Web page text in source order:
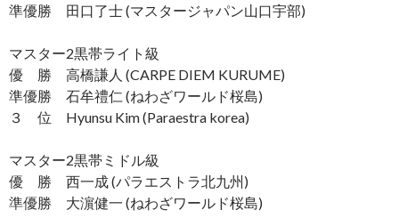
準優勝 田口了士 (マスタージャパン山口宇部)
マスター2黒帯ライト級
優 勝 高橋謙人 (CARPE DIEM KURUME)
準優勝 石牟禮仁 (ねわざワールド桜島)
３ 位 Hyunsu Kim (Paraestra korea)
マスター2黒帯ミドル級
優 勝 西一成 (パラエストラ北九州)
準優勝 大濵健一 (ねわざワールド桜島)